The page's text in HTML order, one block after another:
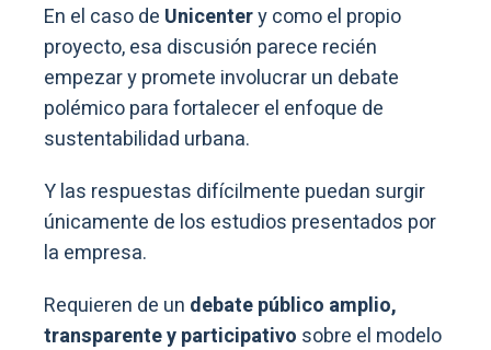
En el caso de Unicentery como el propio
proyecto, esa discusión parece recién
empezar y promete involucrar un debate
polémico para fortalecer el enfoque de
sustentabilidad urbana.
Y las respuestas difícilmente puedan surgir
únicamente de los estudios presentados por
la empresa.
Requieren de un debate público amplio,
transparente y participativo sobre el modelo